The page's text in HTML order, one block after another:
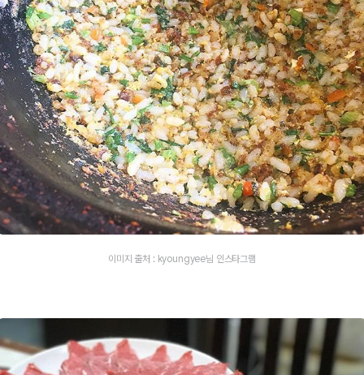
이미지 출처 : kyoungyee님 인스타그램